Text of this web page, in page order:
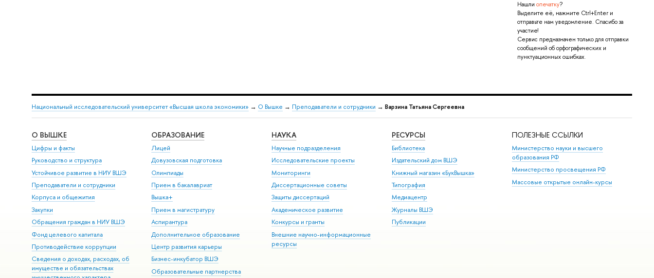
Нашли опечатку?
Выделите её, нажмите Ctrl+Enter и
отправьте нам уведомление. Спасибо за
участие!
Сервис предназначен только для отправки
сообщений об орфографических и
пунктуационных ошибках.
Национальный исследовательский университет «Высшая школа экономики» → О Вышке → Преподаватели и сотрудники → Варзина Татьяна Сергеевна
О ВЫШКЕ
Цифры и факты
Руководство и структура
Устойчивое развитие в НИУ ВШЭ
Преподаватели и сотрудники
Корпуса и общежития
Закупки
Обращения граждан в НИУ ВШЭ
Фонд целевого капитала
Противодействие коррупции
Сведения о доходах, расходах, об
имуществе и обязательствах
ОБРАЗОВАНИЕ
Лицей
Довузовская подготовка
Олимпиады
Прием в бакалавриат
Вышка+
Прием в магистратуру
Аспирантура
Дополнительное образование
Центр развития карьеры
Бизнес-инкубатор ВШЭ
Образовательные партнерства
НАУКА
Научные подразделения
Исследовательские проекты
Мониторинги
Диссертационные советы
Защиты диссертаций
Академическое развитие
Конкурсы и гранты
Внешние научно-информационные
ресурсы
РЕСУРСЫ
Библиотека
Издательский дом ВШЭ
Книжный магазин «БукВышка»
Типография
Медиацентр
Журналы ВШЭ
Публикации
ПОЛЕЗНЫЕ ССЫЛКИ
Министерство науки и высшего
образования РФ
Министерство просвещения РФ
Массовые открытые онлайн-курсы